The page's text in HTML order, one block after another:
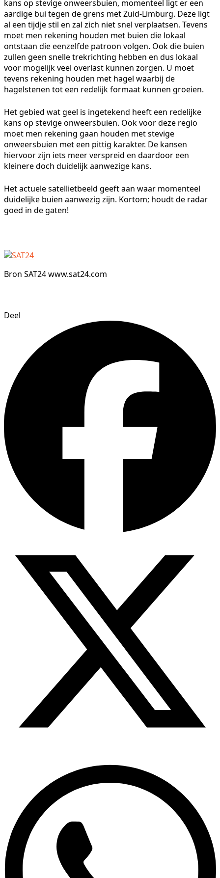
kans op stevige onweersbuien, momenteel ligt er een
aardige bui tegen de grens met Zuid-Limburg. Deze ligt
al een tijdje stil en zal zich niet snel verplaatsen. Tevens
moet men rekening houden met buien die lokaal
ontstaan die eenzelfde patroon volgen. Ook die buien
zullen geen snelle trekrichting hebben en dus lokaal
voor mogelijk veel overlast kunnen zorgen. U moet
tevens rekening houden met hagel waarbij de
hagelstenen tot een redelijk formaat kunnen groeien.
Het gebied wat geel is ingetekend heeft een redelijke
kans op stevige onweersbuien. Ook voor deze regio
moet men rekening gaan houden met stevige
onweersbuien met een pittig karakter. De kansen
hiervoor zijn iets meer verspreid en daardoor een
kleinere doch duidelijk aanwezige kans.
Het actuele satellietbeeld geeft aan waar momenteel
duidelijke buien aanwezig zijn. Kortom; houdt de radar
goed in de gaten!
Bron SAT24 www.sat24.com
Deel